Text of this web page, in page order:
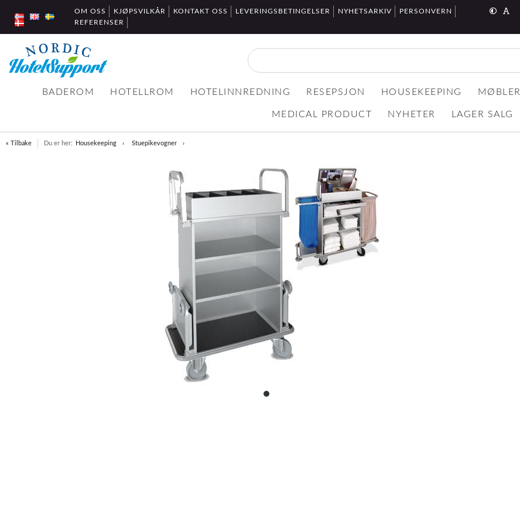
OM OSS KJØPSVILKÅR KONTAKT OSS LEVERINGSBETINGELSER NYHETSARKIV
PERSONVERN
REFERENSER
BADEROM HOTELLROM HOTELINNREDNING RESEPSJON HOUSEKEEPING MØBLER
MEDICAL PRODUCT NYHETER LAGER SALG
« Tilbake Du er her: Housekeeping Stuepikevogner
item